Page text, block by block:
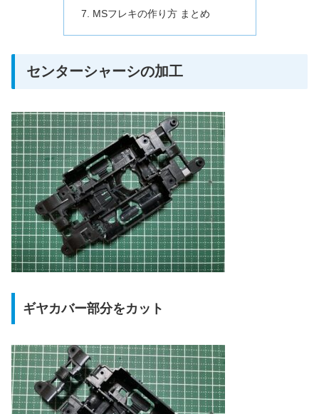
MSフレキの作り方 まとめ
センターシャーシの加工
ギヤカバー部分をカット